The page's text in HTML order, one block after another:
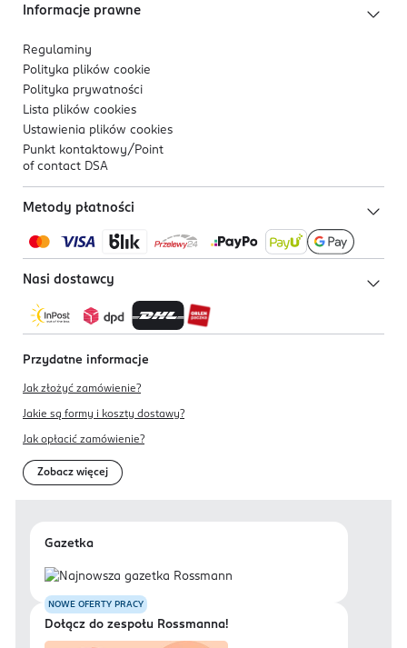
Informacje prawne
Regulaminy
Polityka plików cookie
Polityka prywatności
Lista plików cookies
Ustawienia plików cookies
Punkt kontaktowy/ Point
of contact DSA
Metody płatności
Nasi dostawcy
Przydatne informacje
Jak złożyć zamówienie?
Jakie są formy i koszty dostawy?
Jak opłacić zamówienie?
Zobacz więcej
Gazetka
NOWE OFERTY PRACY
Dołącz do zespołu Rossmanna!